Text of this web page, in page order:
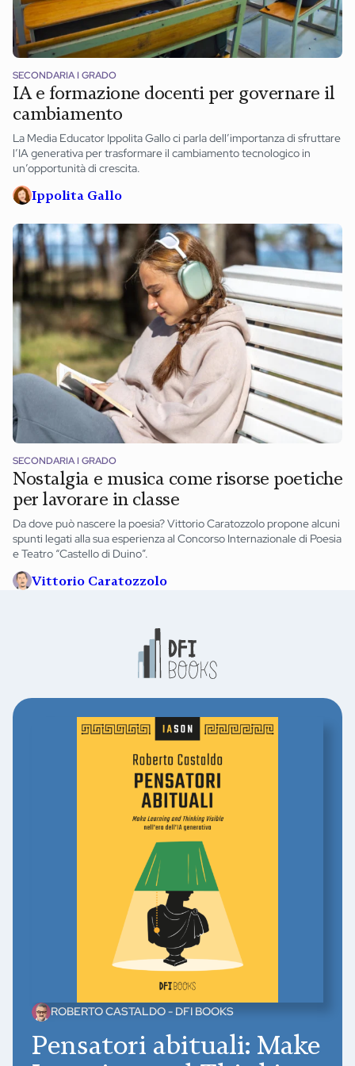
SECONDARIA I GRADO
IA e formazione docenti per governare il
cambiamento
La Media Educator Ippolita Gallo ci parla dell’importanza di sfruttare
l’IA generativa per trasformare il cambiamento tecnologico in
un’opportunità di crescita.
Ippolita Gallo
SECONDARIA I GRADO
Nostalgia e musica come risorse poetiche
per lavorare in classe
Da dove può nascere la poesia? Vittorio Caratozzolo propone alcuni
spunti legati alla sua esperienza al Concorso Internazionale di Poesia
e Teatro “Castello di Duino”.
Vittorio Caratozzolo
ROBERTO CASTALDO - DFI BOOKS
Pensatori abituali: Make